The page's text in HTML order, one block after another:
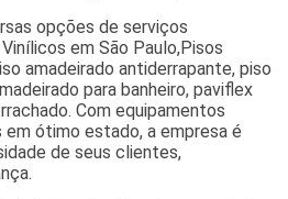
opções de serviços
em São Paulo,Pisos
amadeirado antiderrapante, piso
para banheiro, paviflex
Com equipamentos
ótimo estado, a empresa é
de seus clientes,